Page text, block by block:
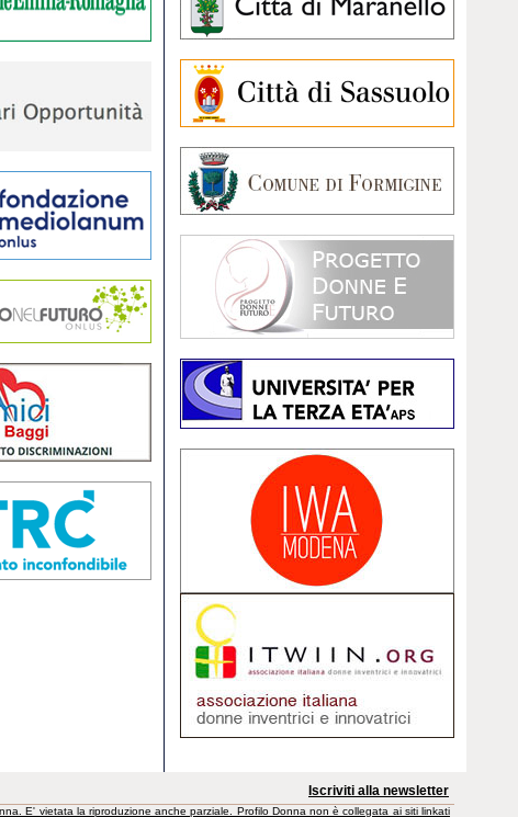
Iscriviti alla newsletter
E' vietata la riproduzione anche parziale. Profilo Donna non è collegata ai siti linkati